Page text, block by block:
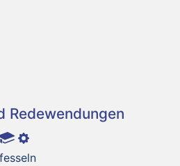
Redewendungen